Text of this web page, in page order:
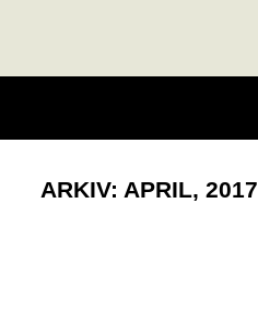
ARKIV: APRIL, 2017